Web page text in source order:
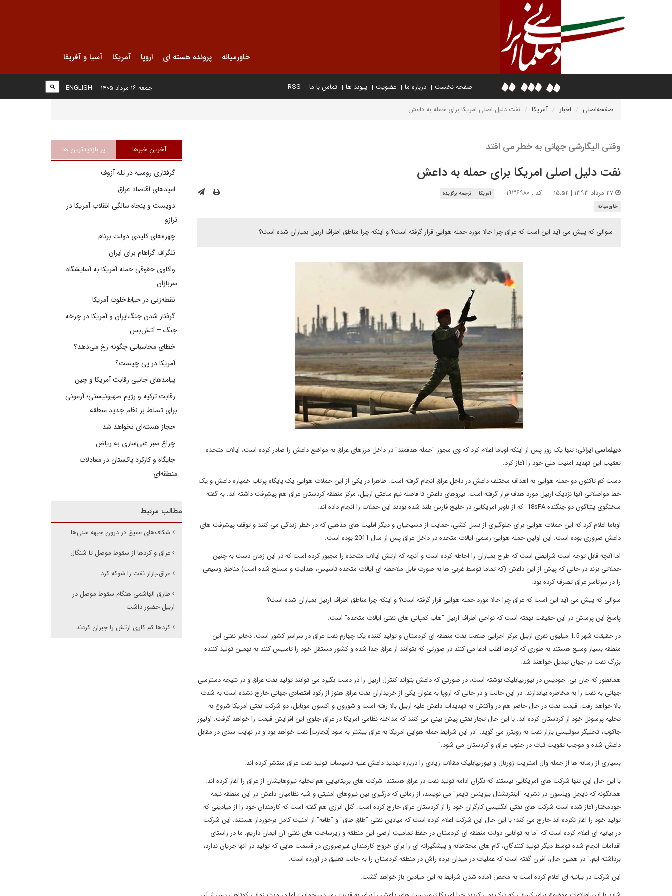
خاورمیانه پرونده هسته ای اروپا آمریکا آسیا و آفریقا
صفحه نخست درباره ما عضویت پیوند ها تماس با ما RSS
ENGLISH جمعه ۱۶ مرداد ۱۴۰۵
صفحه‌اصلی اخبار آمریکا نفت دلیل اصلی امریکا برای حمله به داعش
وقتی الیگارشی جهانی به خطر می افتد
نفت دلیل اصلی امریکا برای حمله به داعش
کد : ۱۹۳۶۹۸۰ آمریکا
ترجمه برگزیده
خاورمیانه
سوالی که پیش می آید این است که عراق چرا حالا مورد حمله هوایی قرار گرفته است؟ و اینکه چرا مناطق اطراف اربیل بمباران شده است؟
دیپلماسی ایرانی: تنها یک روز پس از اینکه اوباما اعلام کرد که وی مجوز "حمله هدفمند" در داخل مرزهای عراق به مواضع داعش را صادر کرده است، ایالات متحده
تعقیب این تهدید امنیت ملی خود را آغاز کرد.
دست کم تاکنون دو حمله هوایی به اهداف مختلف داعش در داخل عراق انجام گرفته است. ظاهرا در یکی از این حملات هوایی یک پایگاه پرتاب خمپاره داعش و یک
خط مواصلاتی آنها نزدیک اربیل مورد هدف قرار گرفته است. نیروهای داعش تا فاصله نیم ساعتی اربیل، مرکز منطقه کردستان عراق هم پیشرفت داشته اند. به گفته
سخنگوی پنتاگون دو جنگندهFA
-18sکه از ناوبر امریکایی در خلیج فارس بلند شده بودند این حملات را انجام داده اند.
اوباما اعلام کرد که این حملات هوایی برای جلوگیری از نسل کشی، حمایت از مسیحیان و دیگر اقلیت های مذهبی که در خطر زندگی می کنند و توقف پیشرفت های
داعش ضروری بوده است. این اولین حمله هوایی رسمی ایالات متحده در داخل عراق پس از سال 2011 بوده است.
اما آنچه قابل توجه است شرایطی است که طرح بمباران را احاطه کرده است و آنچه که ارتش ایالات متحده را مجبور کرده است که در این زمان دست به چنین
حملاتی بزند در حالی که پیش از این داعش (که تماما توسط غربی ها به صورت قابل ملاحظه ای ایالات متحده تاسیس، هدایت و مسلح شده است) مناطق وسیعی
را در سرتاسر عراق تصرف کرده بود.
سوالی که پیش می آید این است که عراق چرا حالا مورد حمله هوایی قرار گرفته است؟ و اینکه چرا مناطق اطراف اربیل بمباران شده است؟
پاسخ این پرسش در این حقیقت نهفته است که نواحی اطراف اربیل "هاب کمپانی های نفتی ایالات متحده" است.
در حقیقت شهر 1.5 میلیون نفری اربیل مرکز اجرایی صنعت نفت منطقه ای کردستان و تولید کننده یک چهارم نفت عراق در سراسر کشور است. ذخایر نفتی این
منطقه بسیار وسیع هستند به طوری که کردها اغلب ادعا می کنند در صورتی که بتوانند از عراق جدا شده و کشور مستقل خود را تاسیس کنند به نهمین تولید کننده
بزرگ نفت در جهان تبدیل خواهند شد.
همانطور که جان بی. جودیس در نیوریپابلیک نوشته است، در صورتی که داعش بتواند کنترل اربیل را در دست بگیرد می توانند تولید نفت عراق و در نتیجه دسترسی
جهانی به نفت را به مخاطره بیاندازند. در این حالت و در حالی که اروپا به عنوان یکی از خریداران نفت عراق هنوز از رکود اقتصادی جهانی خارج نشده است به شدت
بالا خواهد رفت. قیمت نفت در حال حاضر هم در واکنش به تهدیدات داعش علیه اربیل بالا رفته است و شورون و اکسون موبایل، دو شرکت نفتی امریکا شروع به
تخلیه پرسونل خود از کردستان کرده اند. با این حال تجار نفتی پیش بینی می کنند که مداخله نظامی امریکا در عراق جلوی این افزایش قیمت را خواهد گرفت. اولیور
جاکوب، تحلیگر سوئیسی بازار نفت به رویترز می گوید: "در این شرایط حمله هوایی امریکا به عراق بیشتر به سود [تجارت] نفت خواهد بود و در نهایت سدی در مقابل
داعش شده و موجب تقویت ثبات در جنوب عراق و کردستان می شود."
بسیاری از رسانه ها از جمله وال استریت ژورنال و نیوریپابلیک مقالات زیادی را درباره تهدید داعش علیه تاسیسات تولید نفت عراق منتشر کرده اند.
با این حال این تنها شرکت های امریکایی نیستند که نگران ادامه تولید نفت در عراق هستند. شرکت های بریتانیایی هم تخلیه نیروهایشان از عراق را آغاز کرده اند.
همانگونه که نایجل ویلسون در نشریه "اینترنشنال بیزینس تایمز" می نویسد، از زمانی که درگیری بین نیروهای امنیتی و شبه نظامیان داعش در این منطقه نیمه
خودمختار آغاز شده است شرکت های نفتی انگلیسی کارگران خود را از کردستان عراق خارج کرده است. گنل انرژی هم گفته است که کارمندان خود را از میادینی که
تولید خود را آغاز نکرده اند خارج می کند؛ با این حال این شرکت اعلام کرده است که میادین نفتی "طاق طاق" و "طاقه" از امنیت کامل برخوردار هستند. این شرکت
در بیانیه ای اعلام کرده است که "ما به توانایی دولت منطقه ای کردستان در حفظ تمامیت ارضی این منطقه و زیرساخت های نفتی آن ایمان داریم. ما در راستای
اقدامات انجام شده توسط دیگر تولید کنندگان، گام های محتاطانه و پیشگیرانه ای را برای خروج کارمندان غیرضروری در قسمت هایی که تولید در آنها جریان ندارد،
برداشته ایم." در همین حال، آفرن گفته است که عملیات در میدان برده راش در منطقه کردستان را به حالت تعلیق در آورده است.
این شرکت در بیانیه ای اعلام کرده است به محض آماده شدن شرایط به این میادین باز خواهد گشت.
آخرین خبرها پر بازدیدترین ها
گرفتاری روسیه در تله آزوف
امیدهای اقتصاد عراق
دویست و پنجاه سالگی انقلاب آمریکا در
ترازو
چهره‌های کلیدی دولت برنام
تلگراف گراهام برای ایران
واکاوی حقوقی حمله آمریکا به آسایشگاه
سربازان
نقطه‌زنی در حیاط‌خلوت آمریکا
گرفتار شدن جنگ‌ایران و آمریکا در چرخه
جنگ – آتش‌بس
خطای محاسباتی چگونه رخ می‌دهد؟
آمریکا در پی چیست؟
پیامدهای جانبی رقابت آمریکا و چین
رقابت ترکیه و رژیم صهیونیستی؛ آزمونی
برای تسلط بر نظم جدید منطقه
حجاز هسته‌ای نخواهد شد
چراغ سبز غنی‌سازی به ریاض
جایگاه و کارکرد پاکستان در معادلات
منطقه‌ای
مطالب مرتبط
شکاف‌های عمیق در درون جبهه سنی‌ها
عراق و کردها از سقوط موصل تا شنگال
عراق،بازار نفت را شوکه کرد
طارق الهاشمی هنگام سقوط موصل در
اربیل حضور داشت
کردها کم کاری ارتش را جبران کردند